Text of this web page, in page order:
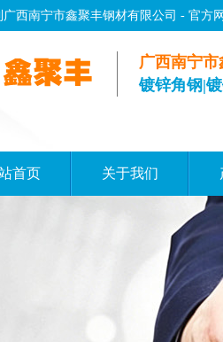
广西南宁市鑫聚丰钢材有限公司 - 官方
广西南宁市
镀锌角钢|
首页 关于我们